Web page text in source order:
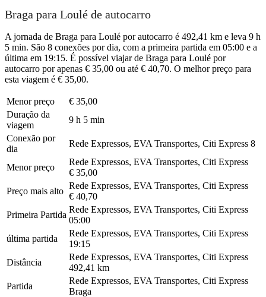
Braga para Loulé de autocarro
A jornada de Braga para Loulé por autocarro é 492,41 km e leva 9 h
5 min. São 8 conexões por dia, com a primeira partida em 05:00 e a
última em 19:15. É possível viajar de Braga para Loulé por
autocarro por apenas € 35,00 ou até € 40,70. O melhor preço para
esta viagem é € 35,00.
Menor preço
€ 35,00
Duração da
viagem
9 h 5 min
Conexão por
dia
Rede Expressos, EVA Transportes, Citi Express 8
Menor preço
Rede Expressos, EVA Transportes, Citi Express
€ 35,00
Preço mais alto
Rede Expressos, EVA Transportes, Citi Express
€ 40,70
Primeira Partida
Rede Expressos, EVA Transportes, Citi Express
05:00
última partida
Rede Expressos, EVA Transportes, Citi Express
19:15
Distância
Rede Expressos, EVA Transportes, Citi Express
492,41 km
Partida
Rede Expressos, EVA Transportes, Citi Express
Braga